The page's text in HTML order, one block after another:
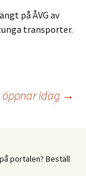
på ÅVG av
transporter.
öppnar idag →
portalen? Beställ